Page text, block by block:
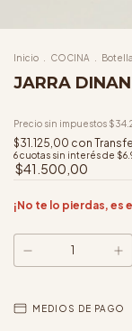
Inicio . COCINA .
JARRA
$41.500,00
6cuotas sin interés de
Precio sin impuestos
$31.125,00 con
¡No te lo pierdas, es
MEDIOS DE PAGO